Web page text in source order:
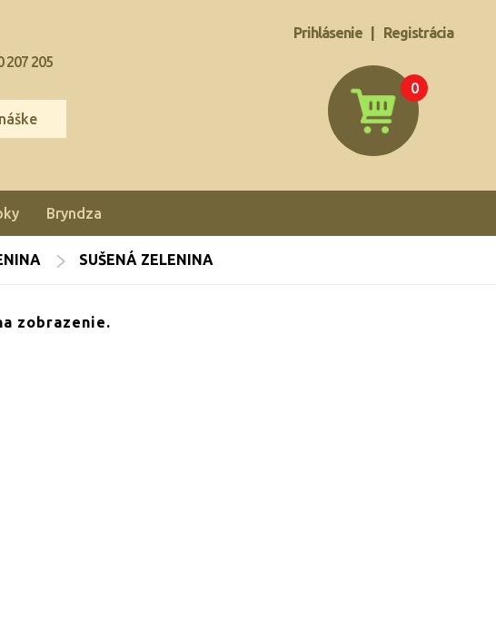
207 205
Prihlásenie Registrácia
0
Bryndza
SUŠENÁ ZELENINA
zobrazenie.